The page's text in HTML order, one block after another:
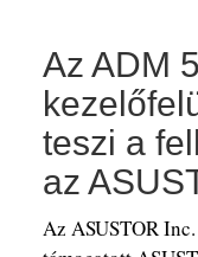
Az ADM
teszi a
az
Az ASUSTOR